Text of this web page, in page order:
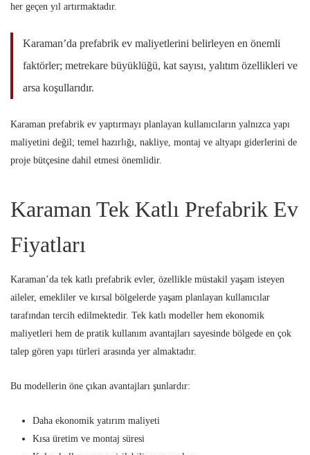
her geçen yıl artırmaktadır.
Karaman’da prefabrik ev maliyetlerini belirleyen en önemli
faktörler; metrekare büyüklüğü, kat sayısı, yalıtım özellikleri ve
arsa koşullarıdır.
Karaman prefabrik ev yaptırmayı planlayan kullanıcıların yalnızca yapı
maliyetini değil; temel hazırlığı, nakliye, montaj ve altyapı giderlerini de
proje bütçesine dahil etmesi önemlidir.
Karaman Tek Katlı Prefabrik Ev
Fiyatları
Karaman’da tek katlı prefabrik evler, özellikle müstakil yaşam isteyen
aileler, emekliler ve kırsal bölgelerde yaşam planlayan kullanıcılar
tarafından tercih edilmektedir. Tek katlı modeller hem ekonomik
maliyetleri hem de pratik kullanım avantajları sayesinde bölgede en çok
talep gören yapı türleri arasında yer almaktadır.
Bu modellerin öne çıkan avantajları şunlardır:
Daha ekonomik yatırım maliyeti
Kısa üretim ve montaj süresi